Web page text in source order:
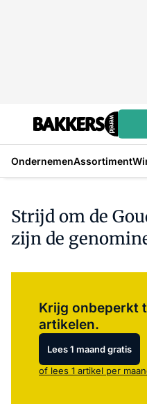
OndernemenAssortiment
Strijd om de
zijn de
Krijg onbeperkt
artikelen.
Lees 1 maand gratis
of lees 1 artikel per